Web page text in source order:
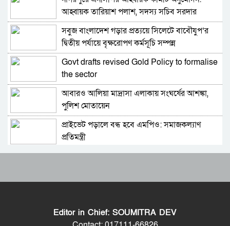
শুভেন্দুর কৌশলে বদলে যাচ্ছে পশ্চিমবঙ্গের রাজনীতির
সমীকরণ
বাংলাদেশের সঙ্গে ফারাক্কা চুক্তি নবায়ন না করার দাবি
ভারতীয় এমপির
মোদিকে নেতানিয়াহুর ফোন; ইসরায়েলের সঙ্গে ঘনিষ্ট
সম্পর্ক গড়তে চায় ভারত
পাকিস্তানে প্রধান ৩ শহরের বাইরে সংবাদ সংগ্রহে
বিদেশি গণমাধ্যমের ওপর বিধিনিষেধ
২০ মিনিটে ভয়াবহ ৭ বিস্ফোরণে কাঁপলো দুবাই
আহ্বায়ক তারিয়াশ পলাশ, সদস্য সচিব সরদার
আশরাফ
সবুজ বাংলাদেশ গড়ার প্রত্যয়ে সিলেটে বাবৌযুপ’র
দ্বিতীয় পর্যায়ে বৃক্ষরোপণ কর্মসূচি সম্পন্ন
Govt drafts revised Gold Policy to formalise
the sector
আবারও আলিয়া মাদ্রাসা এলাকায় সংঘর্ষের আশঙ্কা,
পুলিশ মোতায়েন
প্রাইভেট পড়ালে বন্ধ হবে এমপিও: সমাজকল্যাণ
প্রতিমন্ত্রী
৫৪ রানে অলআউট হয়ে ইনিংস ব্যবধানে হারল
ভারতের হিমাচলে বাস উল্টে নিহত ৮, আহত ১০
Editor in Chief: SOUMITRA DEV